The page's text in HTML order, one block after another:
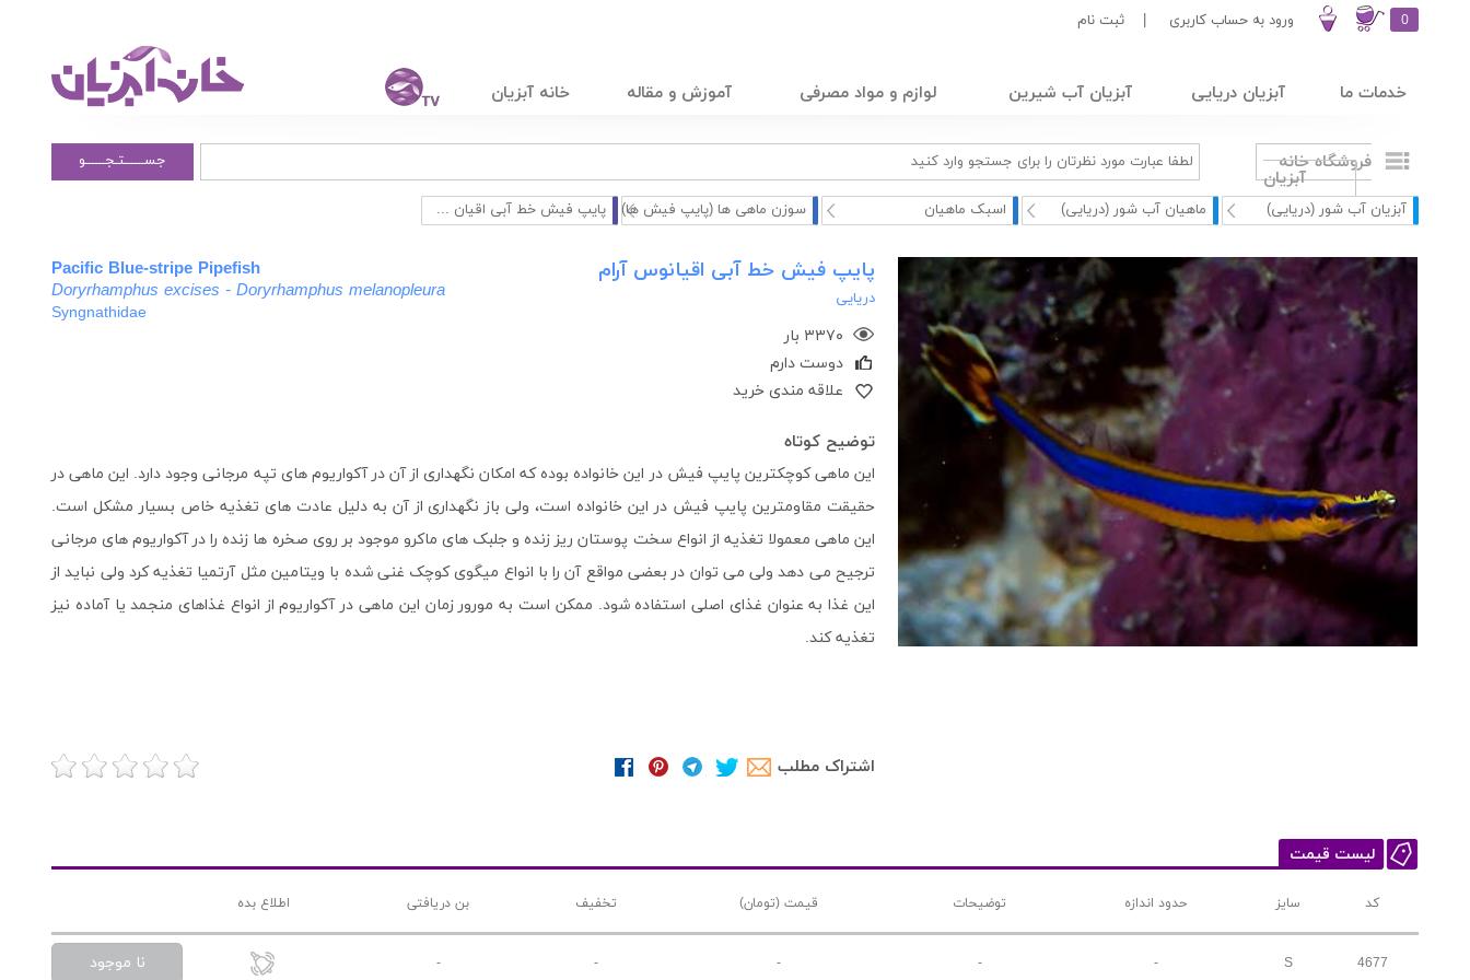
0 ورود به حساب کاربری ثبت نام
خدمات ما آبزیان دریایی آبزیان آب شیرین لوازم و مواد مصرفی آموزش و مقاله خانه آبزیان
فروشگاه خانه
آبزیان
جســــــتـجــــــو
آبزیان آب شور (دریایی) ماهیان آب شور (دریایی) اسبک ماهیان سوزن ماهی ها (پایپ فیش ها) پایپ فیش خط آبی اقیان ...
پایپ فیش خط آبی اقیانوس آرام
دریایی
۳۳۷۰ بار
دوست دارم
علاقه مندی خرید
Pacific Blue-stripe Pipefish
Doryrhamphus excises - Doryrhamphus melanopleura
Syngnathidae
توضیح کوتاه
این ماهی کوچکترین پایپ فیش در این خانواده بوده که امکان نگهداری از آن در آکواریوم های تپه مرجانی وجود دارد. این ماهی در
حقیقت مقاومترین پایپ فیش در این خانواده است، ولی باز نگهداری از آن به دلیل عادت های تغذیه خاص بسیار مشکل است.
این ماهی معمولا تغذیه از انواع سخت پوستان ریز زنده و جلبک های ماکرو موجود بر روی صخره ها زنده را در آکواریوم های مرجانی
ترجیح می دهد ولی می توان در بعضی مواقع آن را با انواع میگوی کوچک غنی شده با ویتامین مثل آرتمیا تغذیه کرد ولی نباید از
این غذا به عنوان غذای اصلی استفاده شود. ممکن است به مورور زمان این ماهی در آکواریوم از انواع غذاهای منجمد یا آماده نیز
تغذیه کند.
اشتراک مطلب
لیست قیمت
کد سایز حدود اندازه توضیحات قیمت (تومان) تخفیف بن دریافتی اطلاع بده
4677
S
-
-
-
-
- نا موجود